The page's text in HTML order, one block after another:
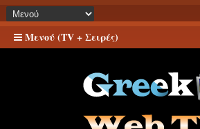
Μενού (TV + Σειρές)